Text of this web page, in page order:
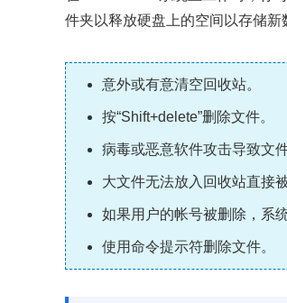
件夹以释放硬盘上的空间以存储新
意外或有意清空回收站。
按“Shift+delete”删除文件。
病毒或恶意软件攻击导致文件
大文件无法放入回收站直接
如果用户的帐号被删除，系
使用命令提示符删除文件。